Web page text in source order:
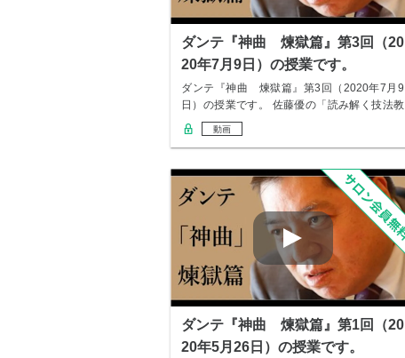
ダンテ『神曲 煉獄篇』第3回（20
20年7月9日）の授業です。
ダンテ『神曲 煉獄篇』第3回（2020年7月9
日）の授業です。 佐藤優の「読み解く技法教
室…
動画
ダンテ『神曲 煉獄篇』第1回（20
20年5月26日）の授業です。